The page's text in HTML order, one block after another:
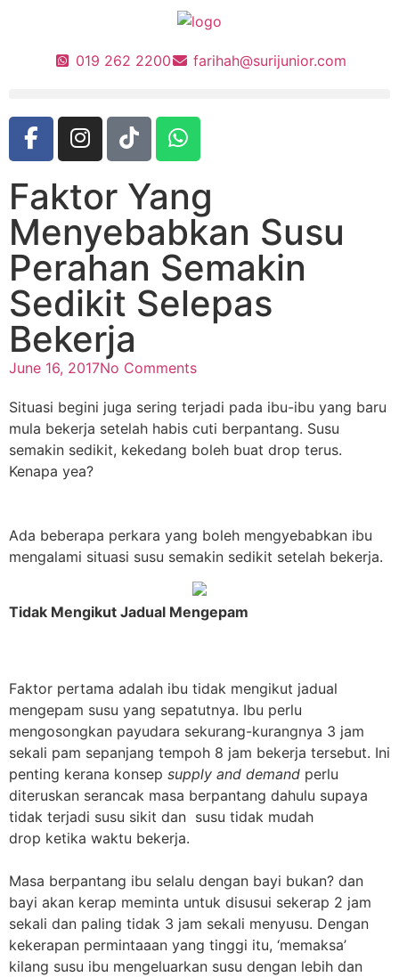
019 262 2200 farihah@surijunior.com
Faktor Yang
Menyebabkan Susu
Perahan Semakin
Sedikit Selepas
Bekerja
June 16, 2017No Comments
Situasi begini juga sering terjadi pada ibu-ibu yang baru
mula bekerja setelah habis cuti berpantang. Susu
semakin sedikit, kekedang boleh buat drop terus.
Kenapa yea?
Ada beberapa perkara yang boleh mengyebabkan ibu
mengalami situasi susu semakin sedikit setelah bekerja.
Tidak Mengikut Jadual Mengepam
Faktor pertama adalah ibu tidak mengikut jadual
mengepam susu yang sepatutnya. Ibu perlu
mengosongkan payudara sekurang-kurangnya 3 jam
sekali pam sepanjang tempoh 8 jam bekerja tersebut. Ini
penting kerana konsep supply and demand perlu
diteruskan serancak masa berpantang dahulu supaya
tidak terjadi susu sikit dan susu tidak mudah
drop ketika waktu bekerja.
Masa berpantang ibu selalu dengan bayi bukan? dan
bayi akan kerap meminta untuk disusui sekerap 2 jam
sekali dan paling tidak 3 jam sekali menyusu. Dengan
kekerapan permintaaan yang tinggi itu, ‘memaksa’
kilang susu ibu mengeluarkan susu dengan lebih dan